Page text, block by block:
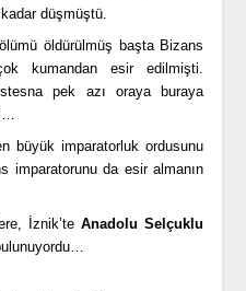
düşmüştü.
öldürülmüş başta Bizans
kumandan esir edilmişti.
pek azı oraya buraya
büyük imparatorluk ordusunu
imparatorunu da esir almanın
İznik’teAnadolu Selçuklu